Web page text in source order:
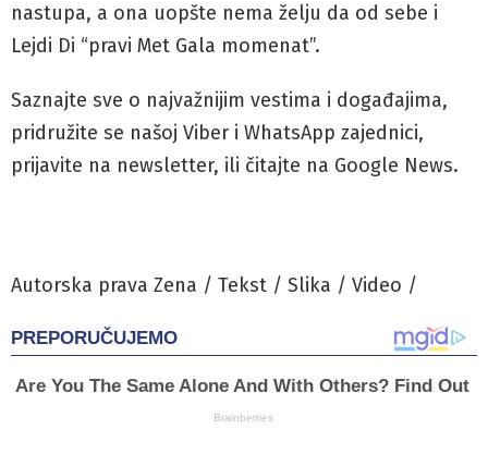
nastupa, a ona uopšte nema želju da od sebe i
Lejdi Di “pravi Met Gala momenat”.
Saznajte sve o najvažnijim vestima i događajima,
pridružite se našoj Viber i WhatsApp zajednici,
prijavite na newsletter, ili čitajte na Google News.
Autorska prava Zena / Tekst / Slika / Video /